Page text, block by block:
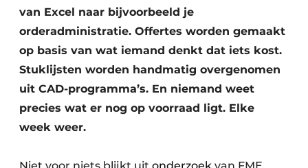
van Excel naar bijvoorbeeld je
orderadministratie. Offertes worden gemaakt
op basis van wat iemand denkt dat iets kost.
Stuklijsten worden handmatig overgenomen
uit CAD-programma’s. En niemand weet
precies wat er nog op voorraad ligt. Elke
week weer.